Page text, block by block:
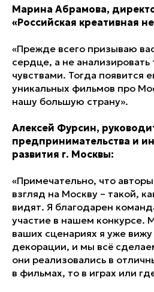
Марина Абрамова,
«Российская креативная
«Прежде всего призываю
сердце, а не
чувствами. Тогда появится
уникальных фильмов про
нашу большую страну».
Алексей Фурсин,
предпринимательства и
развития г. Москвы:
«Примечательно, что
взгляд на Москву – такой,
видят. Я благодарен
участие в нашем конкурсе.
ваших сценариях я уже
декорации, и мы всё
они реализовались в
в фильмах, то в играх или